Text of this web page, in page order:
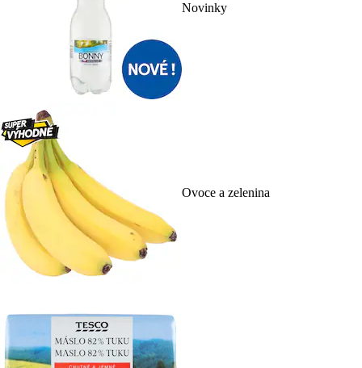
Novinky
Ovoce a zelenina